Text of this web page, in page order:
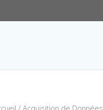
/ Acquisition de Données